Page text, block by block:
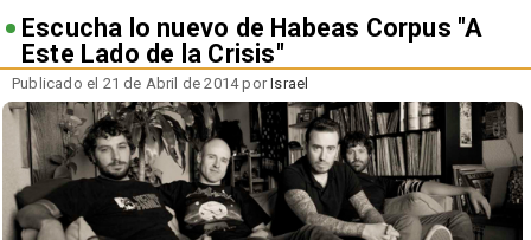
Escucha lo nuevo de Habeas Corpus "A
Este Lado de la Crisis"
Publicado el 21 de Abril de 2014 porIsrael